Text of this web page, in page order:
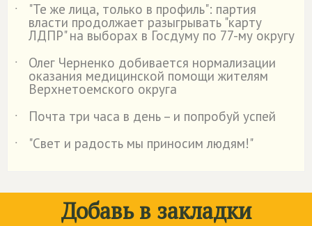
˙
"Те же лица, только в профиль": партия
власти продолжает разыгрывать "карту
ЛДПР" на выборах в Госдуму по 77-му округу
˙
Олег Черненко добивается нормализации
оказания медицинской помощи жителям
Верхнетоемского округа
˙
Почта три часа в день – и попробуй успей
˙
"Свет и радость мы приносим людям!"
Добавь в закладки